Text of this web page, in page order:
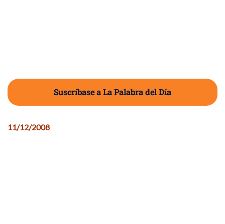
Suscríbase a La Palabra del Día
11/12/2008